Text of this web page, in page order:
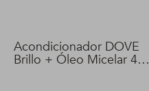
Acondicionador DOVE
Brillo + Óleo Micelar 400